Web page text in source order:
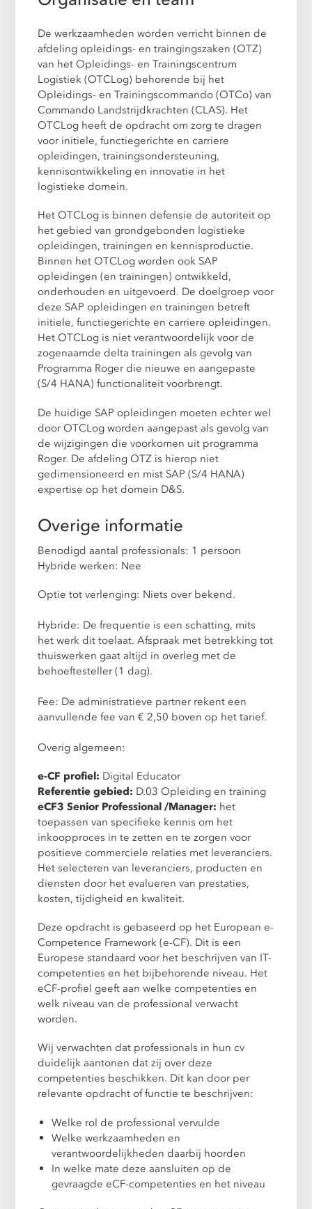
De werkzaamheden worden verricht binnen de
afdeling opleidings- en traingingszaken (OTZ)
van het Opleidings- en Trainingscentrum
Logistiek (OTCLog) behorende bij het
Opleidings- en Trainingscommando (OTCo) van
Commando Landstrijdkrachten (CLAS). Het
OTCLog heeft de opdracht om zorg te dragen
voor initiele, functiegerichte en carriere
opleidingen, trainingsondersteuning,
kennisontwikkeling en innovatie in het
logistieke domein.
Het OTCLog is binnen defensie de autoriteit op
het gebied van grondgebonden logistieke
opleidingen, trainingen en kennisproductie.
Binnen het OTCLog worden ook SAP
opleidingen (en trainingen) ontwikkeld,
onderhouden en uitgevoerd. De doelgroep voor
deze SAP opleidingen en trainingen betreft
initiele, functiegerichte en carriere opleidingen.
Het OTCLog is niet verantwoordelijk voor de
zogenaamde delta trainingen als gevolg van
Programma Roger die nieuwe en aangepaste
(S/4 HANA) functionaliteit voorbrengt.
De huidige SAP opleidingen moeten echter wel
door OTCLog worden aangepast als gevolg van
de wijzigingen die voorkomen uit programma
Roger. De afdeling OTZ is hierop niet
gedimensioneerd en mist SAP (S/4 HANA)
expertise op het domein D&S.
Overige informatie
Benodigd aantal professionals: 1 persoon
Hybride werken: Nee
Optie tot verlenging: Niets over bekend.
Hybride: De frequentie is een schatting, mits
het werk dit toelaat. Afspraak met betrekking tot
thuiswerken gaat altijd in overleg met de
behoeftesteller (1 dag).
Fee: De administratieve partner rekent een
aanvullende fee van € 2,50 boven op het tarief.
Overig algemeen:
e-CF profiel: Digital Educator
Referentie gebied: D.03 Opleiding en training
eCF3 Senior Professional /Manager: het
toepassen van specifieke kennis om het
inkoopproces in te zetten en te zorgen voor
positieve commerciele relaties met leveranciers.
Het selecteren van leveranciers, producten en
diensten door het evalueren van prestaties,
kosten, tijdigheid en kwaliteit.
Deze opdracht is gebaseerd op het European e-
Competence Framework (e-CF). Dit is een
Europese standaard voor het beschrijven van IT-
competenties en het bijbehorende niveau. Het
eCF-profiel geeft aan welke competenties en
welk niveau van de professional verwacht
worden.
Wij verwachten dat professionals in hun cv
duidelijk aantonen dat zij over deze
competenties beschikken. Dit kan door per
relevante opdracht of functie te beschrijven:
Welke rol de professional vervulde
Welke werkzaamheden en
verantwoordelijkheden daarbij hoorden
In welke mate deze aansluiten op de
gevraagde eCF-competenties en het niveau